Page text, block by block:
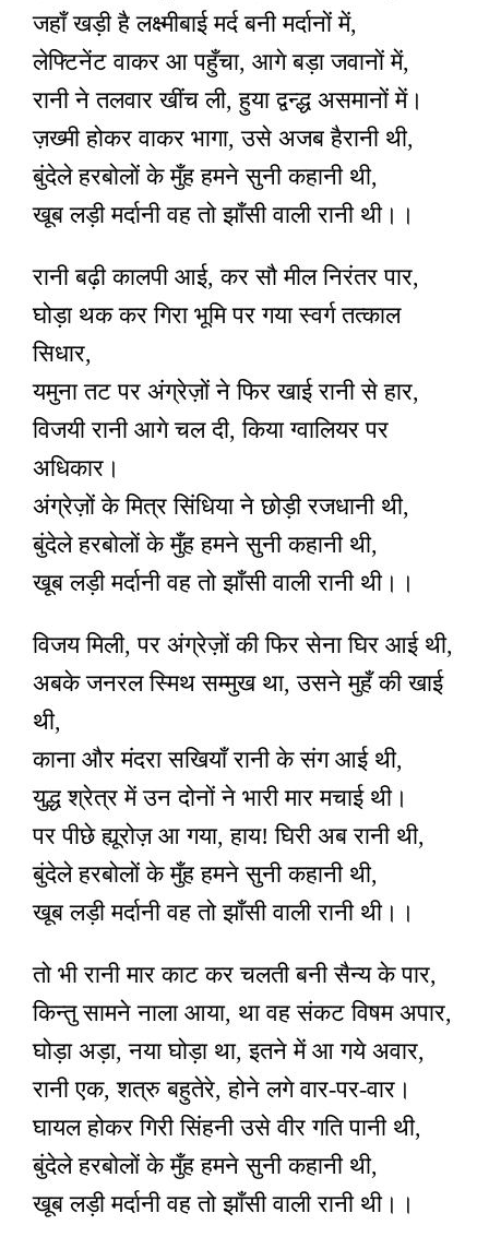
जहाँ खड़ी है लक्ष्मीबाई मर्द बनी मर्दानों में,
लेफ्टिनेंट वाकर आ पहुँचा, आगे बड़ा जवानों में,
रानी ने तलवार खींच ली, हुया द्वन्द्ध असमानों में।
ज़ख्मी होकर वाकर भागा, उसे अजब हैरानी थी,
बुंदेले हरबोलों के मुँह हमने सुनी कहानी थी,
खूब लड़ी मर्दानी वह तो झाँसी वाली रानी थी।।
रानी बढ़ी कालपी आई, कर सौ मील निरंतर पार,
घोड़ा थक कर गिरा भूमि पर गया स्वर्ग तत्काल
सिधार,
यमुना तट पर अंग्रेज़ों ने फिर खाई रानी से हार,
विजयी रानी आगे चल दी, किया ग्वालियर पर
अधिकार।
अंग्रेज़ों के मित्र सिंधिया ने छोड़ी रजधानी थी,
बुंदेले हरबोलों के मुँह हमने सुनी कहानी थी,
खूब लड़ी मर्दानी वह तो झाँसी वाली रानी थी।।
विजय मिली, पर अंग्रेज़ों की फिर सेना घिर आई थी,
अबके जनरल स्मिथ सम्मुख था, उसने मुहँ की खाई
थी,
काना और मंदरा सखियाँ रानी के संग आई थी,
युद्ध श्रेत्र में उन दोनों ने भारी मार मचाई थी।
पर पीछे ह्यूरोज़ आ गया, हाय! घिरी अब रानी थी,
बुंदेले हरबोलों के मुँह हमने सुनी कहानी थी,
खूब लड़ी मर्दानी वह तो झाँसी वाली रानी थी।।
तो भी रानी मार काट कर चलती बनी सैन्य के पार,
किन्तु सामने नाला आया, था वह संकट विषम अपार,
घोड़ा अड़ा, नया घोड़ा था, इतने में आ गये अवार,
रानी एक, शत्रु बहुतेरे, होने लगे वार-पर-वार।
घायल होकर गिरी सिंहनी उसे वीर गति पानी थी,
बुंदेले हरबोलों के मुँह हमने सुनी कहानी थी,
खूब लड़ी मर्दानी वह तो झाँसी वाली रानी थी।।